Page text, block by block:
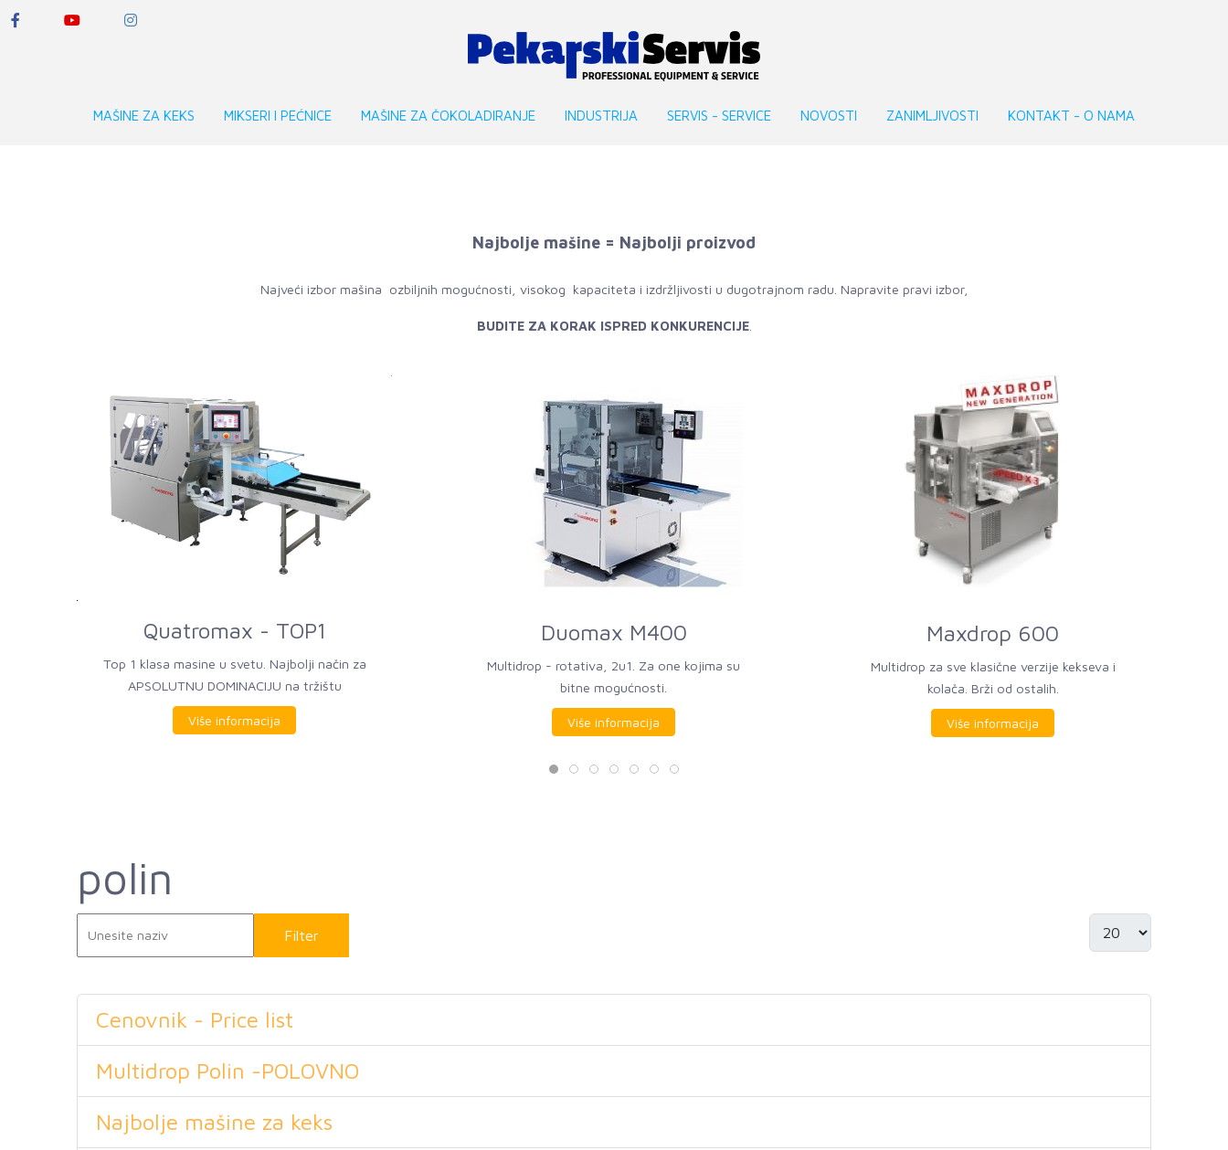
MAŠINE ZA KEKS MIKSERI I PEĆNICE MAŠINE ZA ČOKOLADIRANJE INDUSTRIJA SERVIS - SERVICE NOVOSTI ZANIMLJIVOSTI KONTAKT - O NAMA
Najbolje mašine = Najbolji proizvod
Najveći izbor mašina ozbiljnih mogućnosti, visokog kapaciteta i izdržljivosti u dugotrajnom radu. Napravite pravi izbor,
BUDITE ZA KORAK ISPRED KONKURENCIJE.
Quatromax - TOP1
Top 1 klasa masine u svetu. Najbolji način za
APSOLUTNU DOMINACIJU na tržištu
Više informacija
Duomax M400
Multidrop - rotativa, 2u1. Za one kojima su
bitne mogućnosti.
Više informacija
Maxdrop 600
Multidrop za sve klasične verzije kekseva i
kolača. Brži od ostalih.
Više informacija
polin
Filter
Cenovnik - Price list
Multidrop Polin -POLOVNO
Najbolje mašine za keks